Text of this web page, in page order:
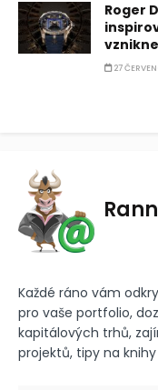
Roger
27
Každé ráno vám
pro vaše portfolio,
kapitálových trhů,
projektů, tipy na